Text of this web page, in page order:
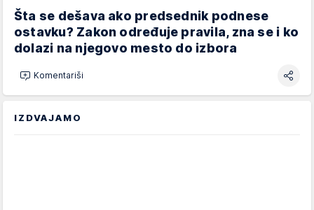
Šta se dešava ako predsednik podnese
ostavku? Zakon određuje pravila, zna se i ko
dolazi na njegovo mesto do izbora
Komentariši
IZDVAJAMO